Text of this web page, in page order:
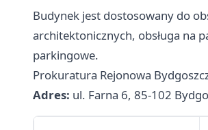
Budynek jest dostosowany do
architektonicznych, obsługa na
parkingowe.
Prokuratura Rejonowa
Adres: ul. Farna 6, 85-102